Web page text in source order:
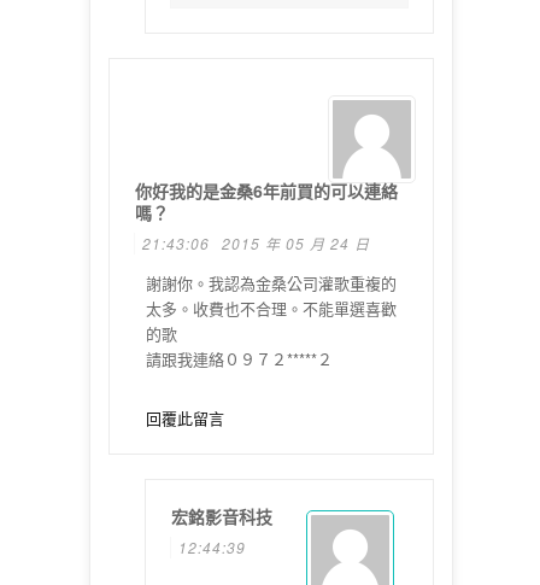
你好我的是金桑6年前買的可以連絡
嗎？
21:43:06 2015 年 05 月 24 日
謝謝你。我認為金桑公司灌歌重複的
太多。收費也不合理。不能單選喜歡
的歌
請跟我連絡０９７２*****２
回覆此留言
宏銘影音科技
12:44:39